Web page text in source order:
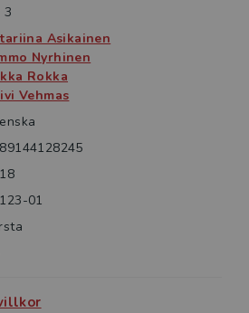
3
Asikainen
Nyrhinen
Rokka
Vehmas
01